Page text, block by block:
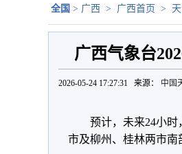
全国 > 广西 > 广西首页 >
广西气象台
2026-05-24 17:27:31 来源： 中国
预计，未来24小
市及柳州、桂林两市